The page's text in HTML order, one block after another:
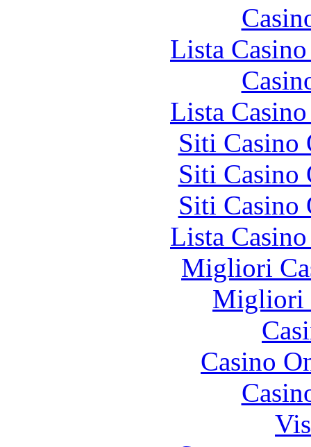
Lista
Lista
Siti Casino
Siti Casino
Siti Casino
Lista
Migliori
Migliori
Casino